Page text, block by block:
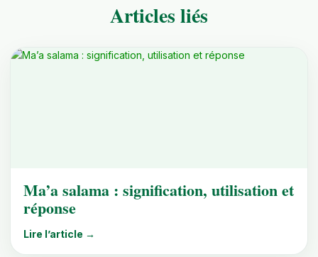
Articles liés
Ma’a salama : signification, utilisation et
réponse
Lire l’article →